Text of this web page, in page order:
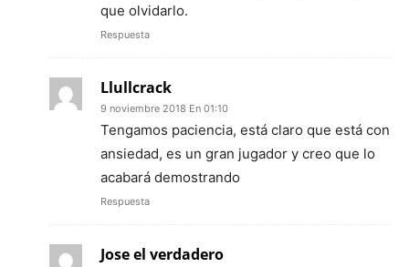
que olvidarlo.
Respuesta
Llullcrack
9 noviembre 2018 En 01:10
Tengamos paciencia, está claro que está con
ansiedad, es un gran jugador y creo que lo
acabará demostrando
Respuesta
Jose el verdadero